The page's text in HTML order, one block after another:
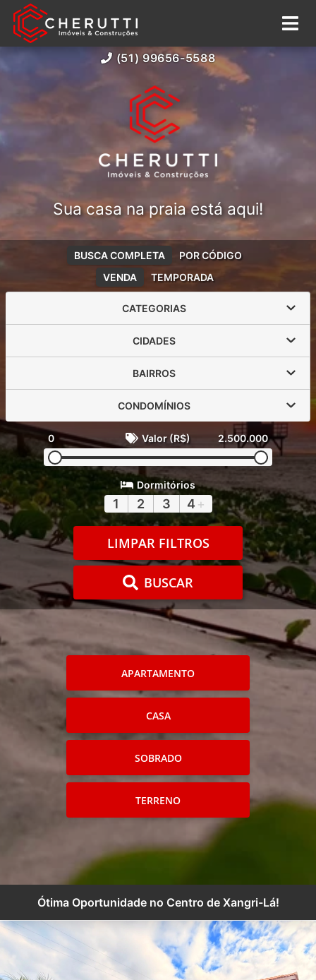
(51) 99656-5588
Sua casa na praia está aqui!
VENDA TEMPORADA
BUSCA COMPLETA POR CÓDIGO
CATEGORIAS
CIDADES
BAIRROS
CONDOMÍNIOS
0 Valor (R$) 2.500.000
Dormitórios
1 2 3 4 +
LIMPAR FILTROS
BUSCAR
APARTAMENTO
CASA
SOBRADO
TERRENO
Ótima Oportunidade no Centro de Xangri-Lá!